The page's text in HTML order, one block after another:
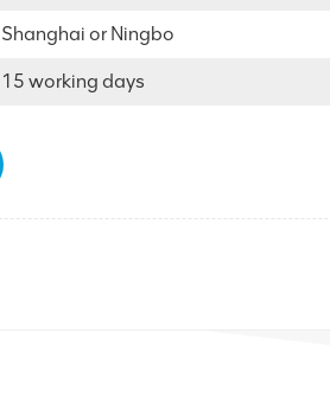
Shanghai or Ningbo
15 working days